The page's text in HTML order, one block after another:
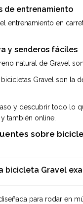
de entrenamiento
entrenamiento en
y senderos fáciles
natural de Gravel
Gravel son la
y descubrir todo lo
también online.
sobre
bicicleta Gravel
para rodar en